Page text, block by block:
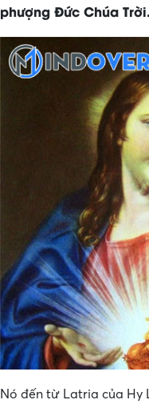
phượng Đức Chúa Trời.
Nó đến từ Latria của Hy